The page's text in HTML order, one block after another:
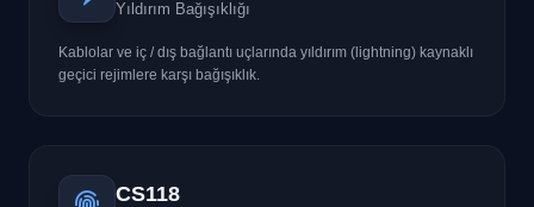
Yıldırım Bağışıklığı
Kablolar ve iç / dış bağlantı uçlarında yıldırım (lightning) kaynaklı
geçici rejimlere karşı bağışıklık.
CS118